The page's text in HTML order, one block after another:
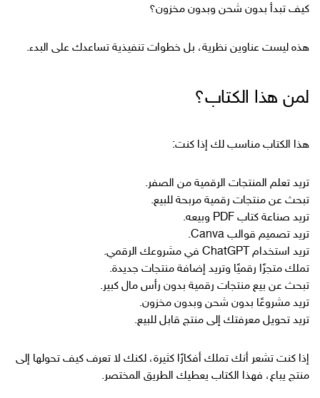
كيف تبدأ بدون شحن وبدون مخزون؟
هذه ليست عناوين نظرية، بل خطوات تنفيذية تساعدك على البدء.
لمن هذا الكتاب؟
هذا الكتاب مناسب لك إذا كنت:
تريد تعلم المنتجات الرقمية من الصفر.
تبحث عن منتجات رقمية مربحة للبيع.
تريد صناعة كتاب PDF وبيعه.
تريد تصميم قوالب Canva.
تريد استخدام ChatGPT في مشروعك الرقمي.
تملك متجرًا رقميًا وتريد إضافة منتجات جديدة.
تبحث عن بيع منتجات رقمية بدون رأس مال كبير.
تريد مشروعًا بدون شحن وبدون مخزون.
تريد تحويل معرفتك إلى منتج قابل للبيع.
إذا كنت تشعر أنك تملك أفكارًا كثيرة، لكنك لا تعرف كيف تحولها إلى
منتج يباع، فهذا الكتاب يعطيك الطريق المختصر.